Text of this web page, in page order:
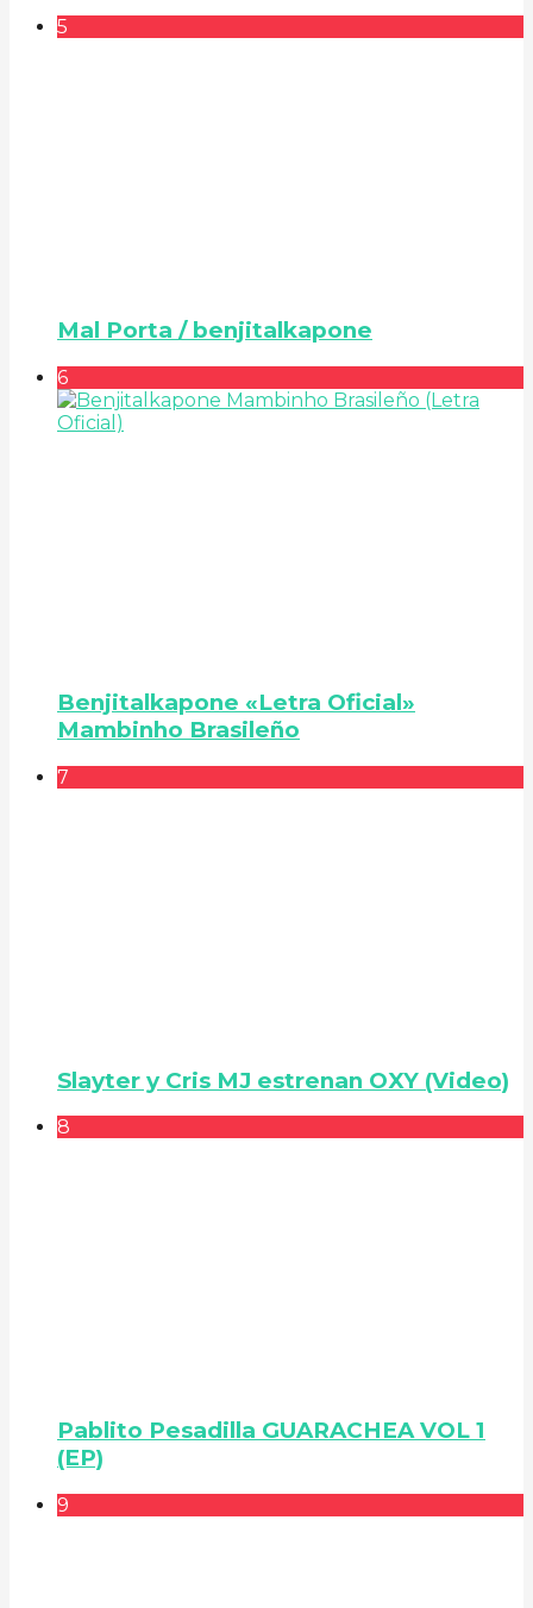
5
Mal Porta / benjitalkapone
6
Benjitalkapone «Letra Oficial»
Mambinho Brasileño
7
Slayter y Cris MJ estrenan OXY (Video)
8
Pablito Pesadilla GUARACHEA VOL 1
(EP)
9